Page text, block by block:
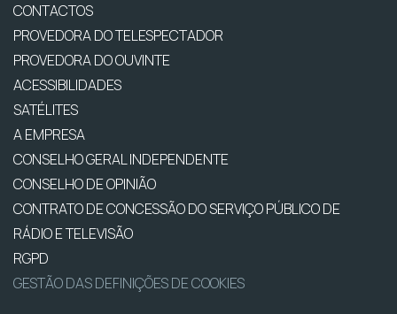
CONTACTOS
PROVEDORA DO TELESPECTADOR
PROVEDORA DO OUVINTE
ACESSIBILIDADES
SATÉLITES
A EMPRESA
CONSELHO GERAL INDEPENDENTE
CONSELHO DE OPINIÃO
CONTRATO DE CONCESSÃO DO SERVIÇO PÚBLICO DE
RÁDIO E TELEVISÃO
RGPD
GESTÃO DAS DEFINIÇÕES DE COOKIES